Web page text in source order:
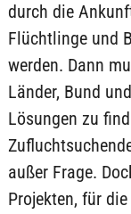
durch die
Flüchtlinge und
werden. Dann
Länder, Bund
Lösungen zu
außer Frage.
Projekten, für